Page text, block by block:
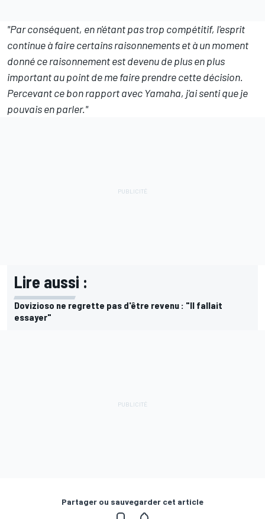
"Par conséquent, en n'étant pas trop compétitif, l'esprit
continue à faire certains raisonnements et à un moment
donné ce raisonnement est devenu de plus en plus
important au point de me faire prendre cette décision.
Percevant ce bon rapport avec Yamaha, j'ai senti que je
pouvais en parler."
Lire aussi :
Dovizioso ne regrette pas d'être revenu : "Il fallait
essayer"
Partager ou sauvegarder cet article